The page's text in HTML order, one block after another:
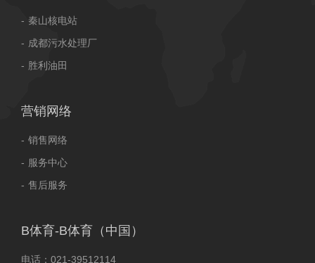
秦山核电站​
成都污水处理厂
胜利油田
营销网络
销售网络
服务中心
售后服务
B体育-B体育（中国）
电话：021-39512114